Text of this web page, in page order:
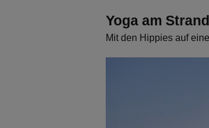
Yoga am Strand
Mit den Hippies auf